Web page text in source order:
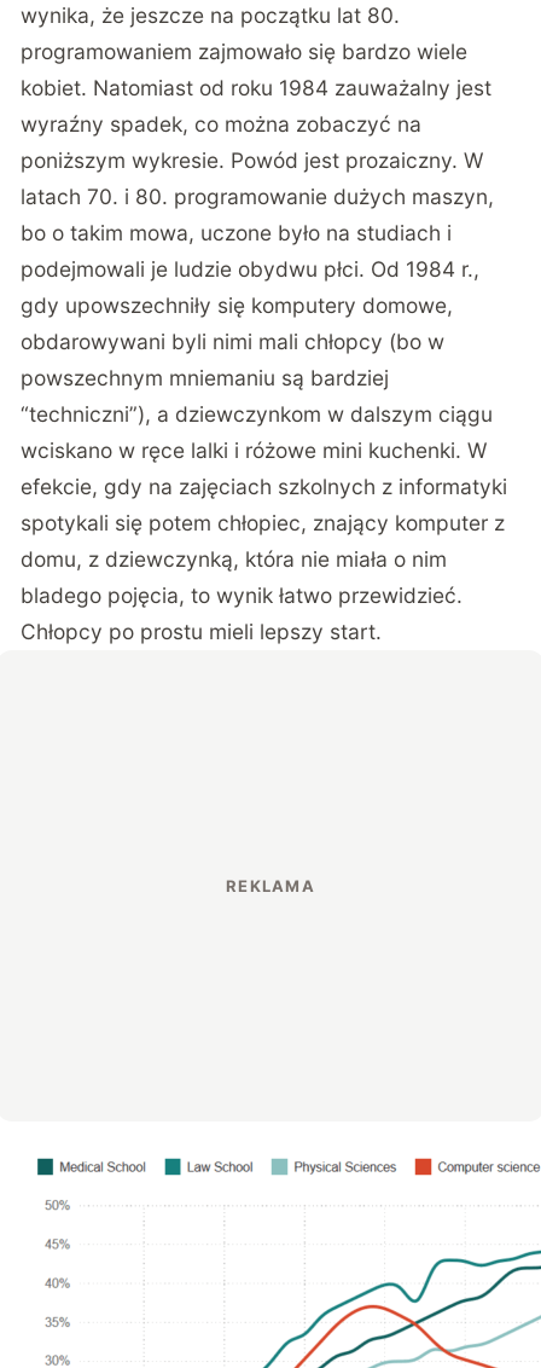
wynika, że jeszcze na początku lat 80.
programowaniem zajmowało się bardzo wiele
kobiet. Natomiast od roku 1984 zauważalny jest
wyraźny spadek, co można zobaczyć na
poniższym wykresie. Powód jest prozaiczny. W
latach 70. i 80. programowanie dużych maszyn,
bo o takim mowa, uczone było na studiach i
podejmowali je ludzie obydwu płci. Od 1984 r.,
gdy upowszechniły się komputery domowe,
obdarowywani byli nimi mali chłopcy (bo w
powszechnym mniemaniu są bardziej
“techniczni”), a dziewczynkom w dalszym ciągu
wciskano w ręce lalki i różowe mini kuchenki. W
efekcie, gdy na zajęciach szkolnych z informatyki
spotykali się potem chłopiec, znający komputer z
domu, z dziewczynką, która nie miała o nim
bladego pojęcia, to wynik łatwo przewidzieć.
Chłopcy po prostu mieli lepszy start.